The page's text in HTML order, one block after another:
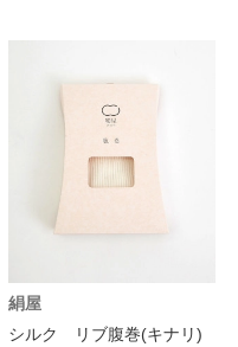
絹屋
シルク リブ腹巻(キナリ)